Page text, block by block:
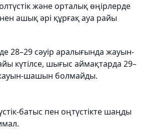
және орталық өңірлерде
ашық әрі құрғақ ауа райы
28–29 сәуір аралығында жауын-
күтілсе, шығыс аймақтарда 29–
жауын-шашын болмайды.
батыс пен оңтүстікте шаңды